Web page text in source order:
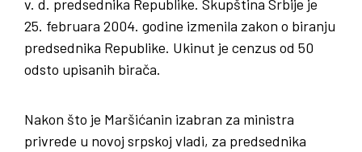
v. d. predsednika Republike. Skupština Srbije je
25. februara 2004. godine izmenila zakon o biranju
predsednika Republike. Ukinut je cenzus od 50
odsto upisanih birača.
Nakon što je Maršićanin izabran za ministra
privrede u novoj srpskoj vladi, za predsednika